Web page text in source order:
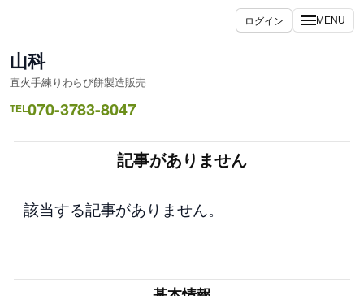
ス
キ
ッ
ログイン MENU
山科
直火手練りわらび餅製造販売
TEL070-3783-8047
記事がありません
該当する記事がありません。